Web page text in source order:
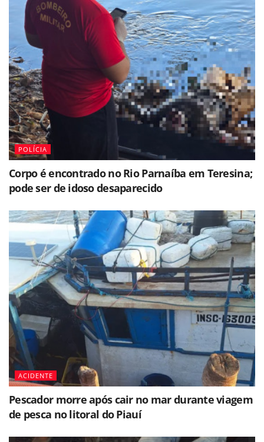
POLÍCIA
Corpo é encontrado no Rio Parnaíba em Teresina;
pode ser de idoso desaparecido
ACIDENTE
Pescador morre após cair no mar durante viagem
de pesca no litoral do Piauí